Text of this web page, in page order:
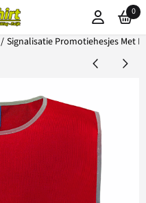
instellingen of sta alle 0
/ Signalisatie Promotiehesjes Met